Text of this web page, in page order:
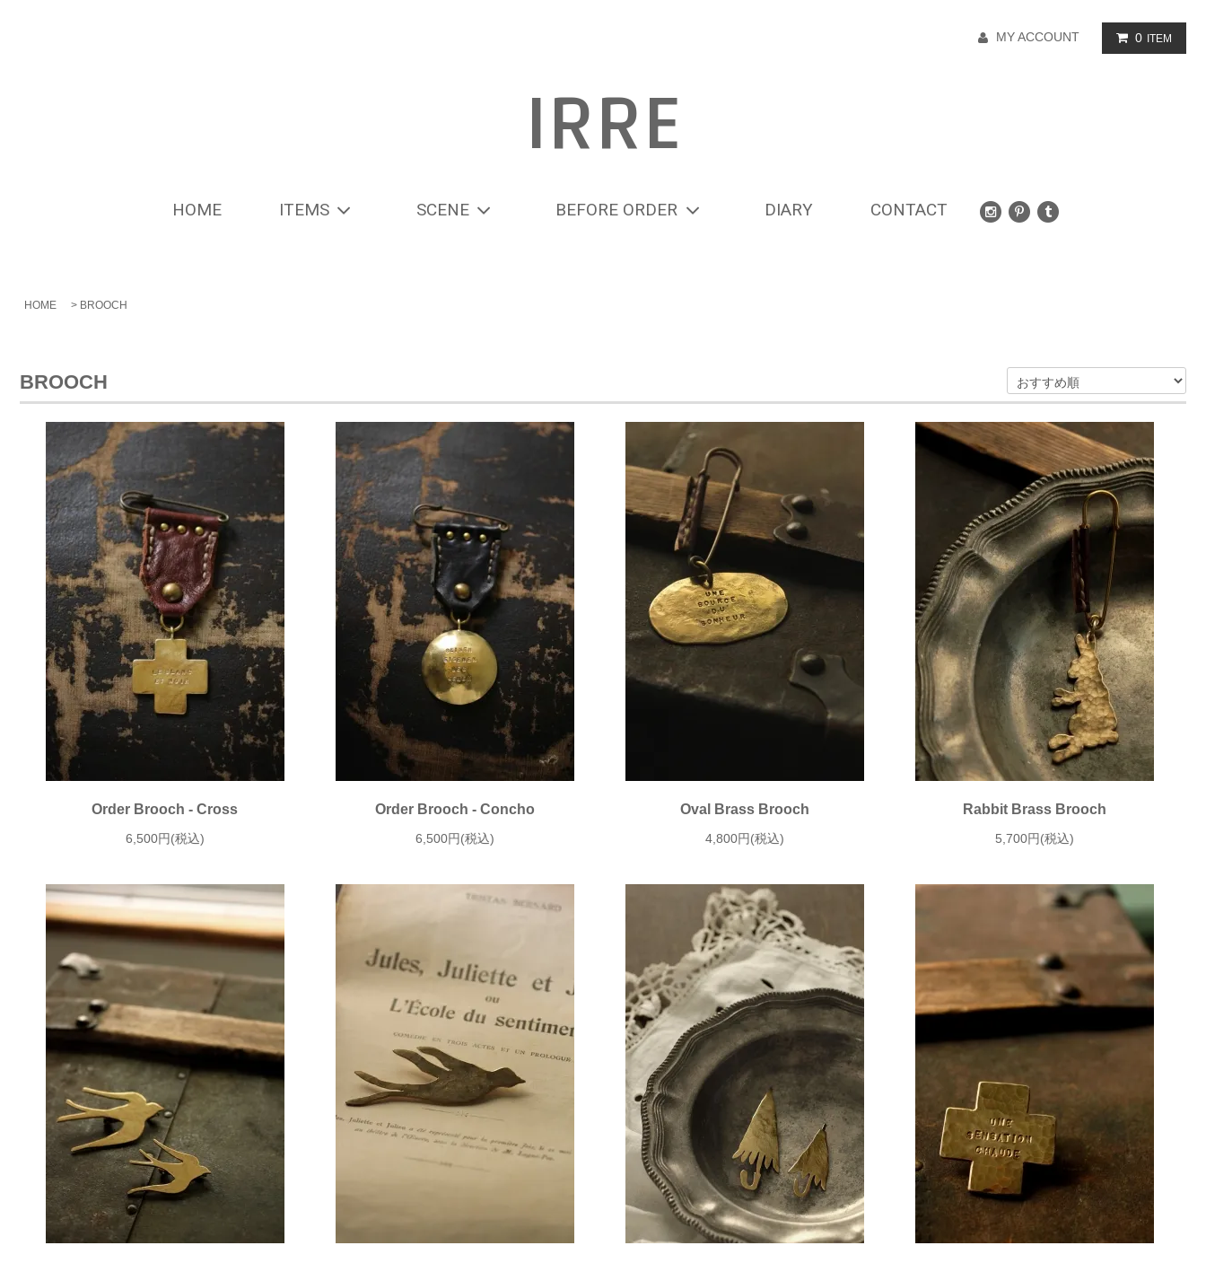
MY ACCOUNT 0 ITEM
IRRE
HOME ITEMS SCENE BEFORE ORDER DIARY CONTACT
HOME > BROOCH
BROOCH
Order Brooch - Cross
6,500円(税込)
Order Brooch - Concho
6,500円(税込)
Oval Brass Brooch
4,800円(税込)
Rabbit Brass Brooch
5,700円(税込)